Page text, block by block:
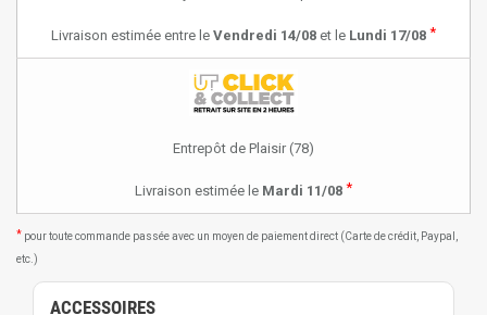
Livraison estimée entre le Vendredi 14/08 et le Lundi 17/08 *
Entrepôt de Plaisir (78)
Livraison estimée le Mardi 11/08 *
* pour toute commande passée avec un moyen de paiement direct (Carte de crédit, Paypal,
etc.)
ACCESSOIRES